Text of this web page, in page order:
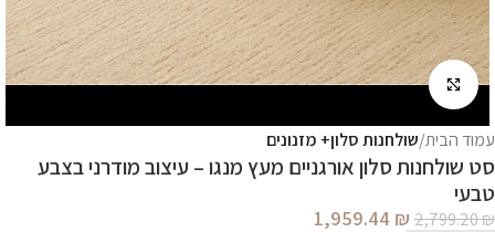
עמוד הבית שולחנות סלון+ מזנונים
סט שולחנות סלון אורגניים מעץ מנגו – עיצוב מודרני בצבע
טבעי
2,799.20₪
1,959.44 ₪
לחץ להגדלה